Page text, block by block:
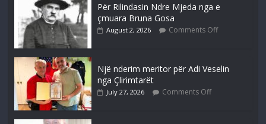
Për Rilindasin Ndre Mjeda nga e
çmuara Bruna Gosa
August 2, 2026 Comments Off
Një nderim meritor për Adi Veselin
nga Çlirimtarët
July 27, 2026 Comments Off